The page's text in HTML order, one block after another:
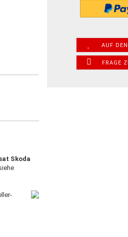
AUF
FRAGE
Skoda